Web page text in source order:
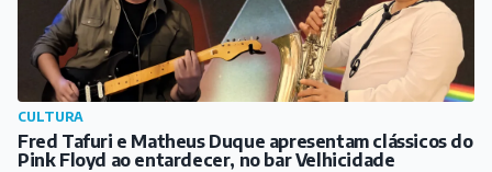
CULTURA
Fred Tafuri e Matheus Duque apresentam clássicos do
Pink Floyd ao entardecer, no bar Velhicidade